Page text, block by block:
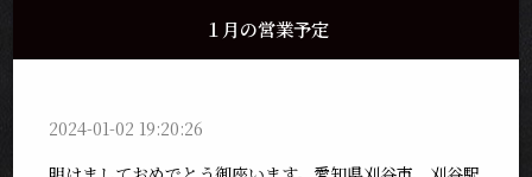
１月の営業予定
2024-01-02 19:20:26